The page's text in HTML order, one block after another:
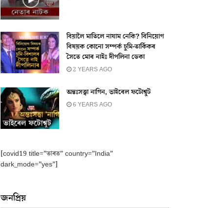
বিয়ালৈ মাতিলে নাযাম নেকি? বিনিয়োগ
বিষয়ক কোনো সম্পৰ্ক চুমি-তাৰ্কিকৰ
সৈতে মোৰ নাইঃ দীপলিনা ডেকা
2 YEARS AGO
অন্তঃসত্ত্বা নাগিন, ভাইৰেল ফটোশ্বুট
6 YEARS AGO
[covid19 title=”ভাৰত” country=”India”
dark_mode=”yes”]
জনপ্ৰিয়